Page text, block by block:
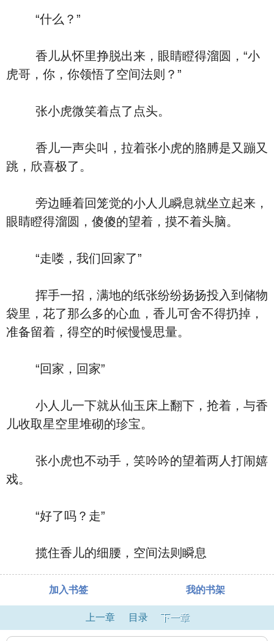
“什么？”
香儿从怀里挣脱出来，眼睛瞪得溜圆，“小
虎哥，你，你领悟了空间法则？”
张小虎微笑着点了点头。
香儿一声尖叫，拉着张小虎的胳膊是又蹦又
跳，欣喜极了。
旁边睡着回笼觉的小人儿瞬息就坐立起来，
眼睛瞪得溜圆，傻傻的望着，摸不着头脑。
“走喽，我们回家了”
挥手一招，满地的纸张纷纷扬扬投入到储物
袋里，花了那么多的心血，香儿可舍不得扔掉，
准备留着，得空的时候慢慢思量。
“回家，回家”
小人儿一下就从仙玉床上翻下，抢着，与香
儿收取星空里堆砌的珍宝。
张小虎也不动手，笑吟吟的望着两人打闹嬉
戏。
“好了吗？走”
揽住香儿的细腰，空间法则瞬息
加入书签 我的书架
上一章 目录 下一章